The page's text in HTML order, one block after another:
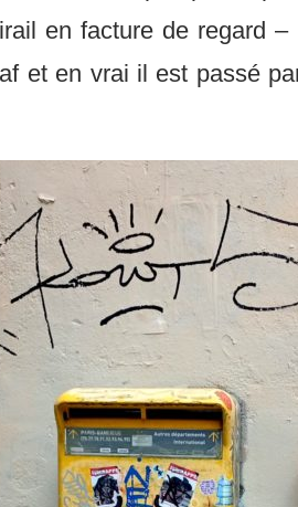
en facture de regard
et en vrai il est passé